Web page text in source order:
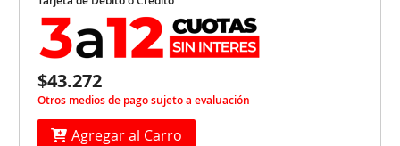
$43.272
Otros medios de pago sujeto a evaluación
Agregar al Carro